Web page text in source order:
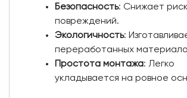
Безопасность: Снижает
повреждений.
Экологичность:
переработанных
Простота монтажа: Легко
укладывается на ровное